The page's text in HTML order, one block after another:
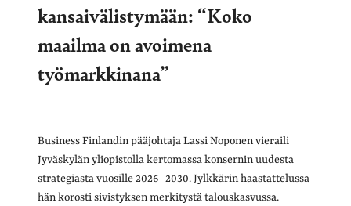
kansaivälistymään: “Koko
maailma on avoimena
työmarkkinana”
Business Finlandin pääjohtaja Lassi Noponen vieraili
Jyväskylän yliopistolla kertomassa konsernin uudesta
strategiasta vuosille 2026–2030. Jylkkärin haastattelussa
hän korosti sivistyksen merkitystä talouskasvussa.